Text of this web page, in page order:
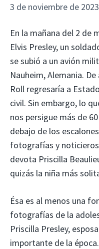
3 de noviembre de 2023
En la mañana del 2 de
Elvis Presley, un
se subió a un avión
Nauheim, Alemania.
Roll regresaría a
civil. Sin embargo, lo
nos persigue más de
debajo de los
fotografías y
devota Priscilla
quizás la niña más
Ésa es al menos una
fotografías de la
Priscilla Presley,
importante de la